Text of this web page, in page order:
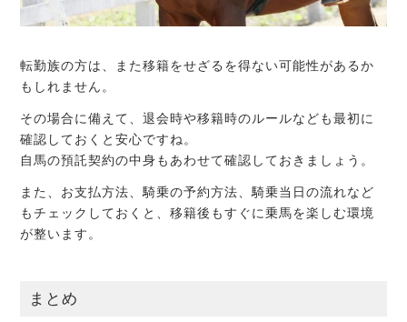
転勤族の方は、また移籍をせざるを得ない可能性があるか
もしれません。
その場合に備えて、退会時や移籍時のルールなども最初に
確認しておくと安心ですね。
自馬の預託契約の中身もあわせて確認しておきましょう。
また、お支払方法、騎乗の予約方法、騎乗当日の流れなど
もチェックしておくと、移籍後もすぐに乗馬を楽しむ環境
が整います。
まとめ